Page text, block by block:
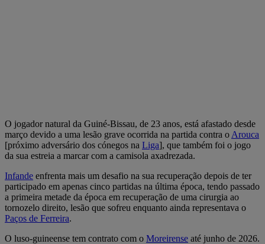
O jogador natural da Guiné-Bissau, de 23 anos, está afastado desde
março devido a uma lesão grave ocorrida na partida contra o Arouca
[próximo adversário dos cónegos na Liga], que também foi o jogo
da sua estreia a marcar com a camisola axadrezada.
Infande enfrenta mais um desafio na sua recuperação depois de ter
participado em apenas cinco partidas na última época, tendo passado
a primeira metade da época em recuperação de uma cirurgia ao
tornozelo direito, lesão que sofreu enquanto ainda representava o
Paços de Ferreira.
O luso-guineense tem contrato com o Moreirense até junho de 2026.